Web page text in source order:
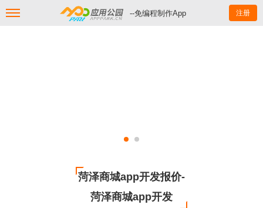
--免编程制作App 注册
菏泽商城app开发报价-
菏泽商城app开发